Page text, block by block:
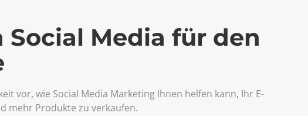
Social Media für den
vor, wie Social Media Marketing Ihnen helfen kann, Ihr E-
mehr Produkte zu verkaufen.